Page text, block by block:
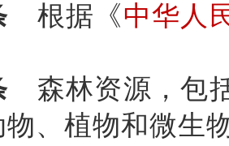
根据《中华人
森林资源，包
、植物和微生